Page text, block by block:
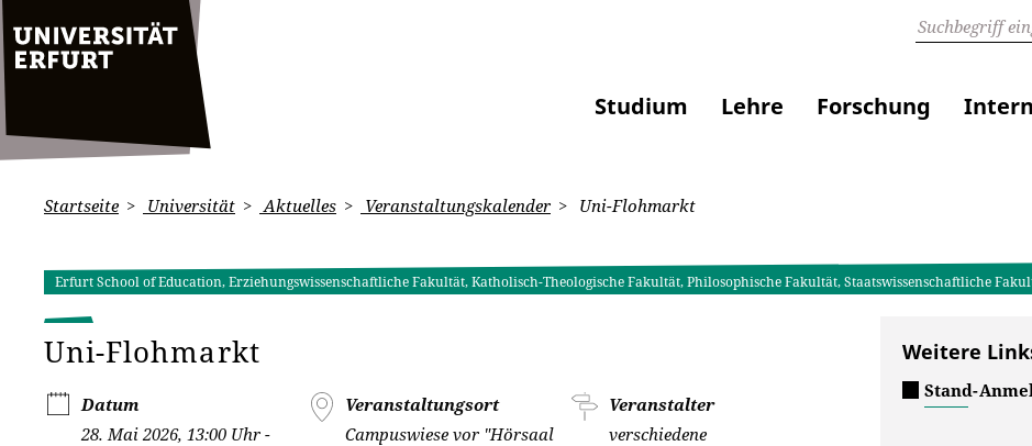
Studium Lehre Forschung
Startseite Universität Aktuelles Veranstaltungskalender Uni-Flohmarkt
Erfurt School of Education, Erziehungswissenschaftliche Fakultät, Katholisch-Theologische Fakultät, Philosophische Fakultät, Staatswissenschaftliche
Uni-Flohmarkt
Datum
28. Mai 2026, 13:00 Uhr -
Veranstaltungsort
Campuswiese vor "Hörsaal
Veranstalter
verschiedene
Weitere
Stand-